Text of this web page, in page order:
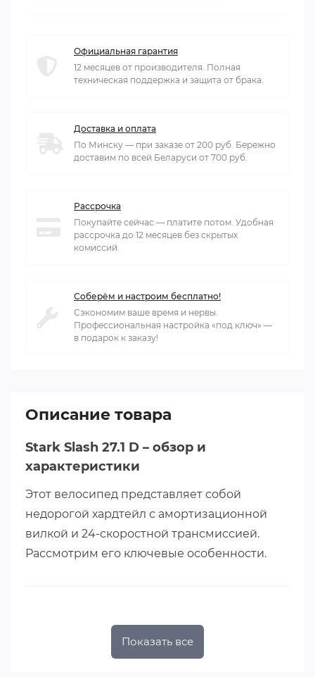
Официальная гарантия
12 месяцев от производителя. Полная
техническая поддержка и защита от брака.
Доставка и оплата
По Минску — при заказе от 200 руб. Бережно
доставим по всей Беларуси от 700 руб.
Рассрочка
Покупайте сейчас — платите потом. Удобная
рассрочка до 12 месяцев без скрытых
комиссий.
Соберём и настроим бесплатно!
Сэкономим ваше время и нервы.
Профессиональная настройка «под ключ» —
в подарок к заказу!
Описание товара
Stark Slash 27.1 D – обзор и
характеристики
Этот велосипед представляет собой
недорогой хардтейл с амортизационной
вилкой и 24-скоростной трансмиссией.
Рассмотрим его ключевые особенности.
: Алюминиевая, размер
Показать все